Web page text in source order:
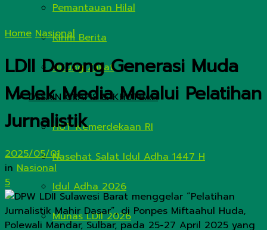
Pemantauan Hilal
Kirim Berita
Hitung Zakat
DESAIN GRAFIS & KHUTBAH
HUT Kemerdekaan RI
Nasehat Salat Idul Adha 1447 H
Idul Adha 2026
Munas LDII 2026
Home Nasional
LDII Dorong Generasi Muda
Melek Media Melalui Pelatihan
Jurnalistik
2025/05/01
in Nasional
5